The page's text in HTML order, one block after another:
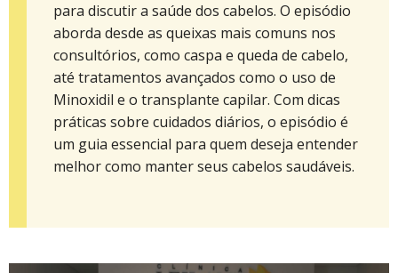
para discutir a saúde dos cabelos. O episódio
aborda desde as queixas mais comuns nos
consultórios, como caspa e queda de cabelo,
até tratamentos avançados como o uso de
Minoxidil e o transplante capilar. Com dicas
práticas sobre cuidados diários, o episódio é
um guia essencial para quem deseja entender
melhor como manter seus cabelos saudáveis.